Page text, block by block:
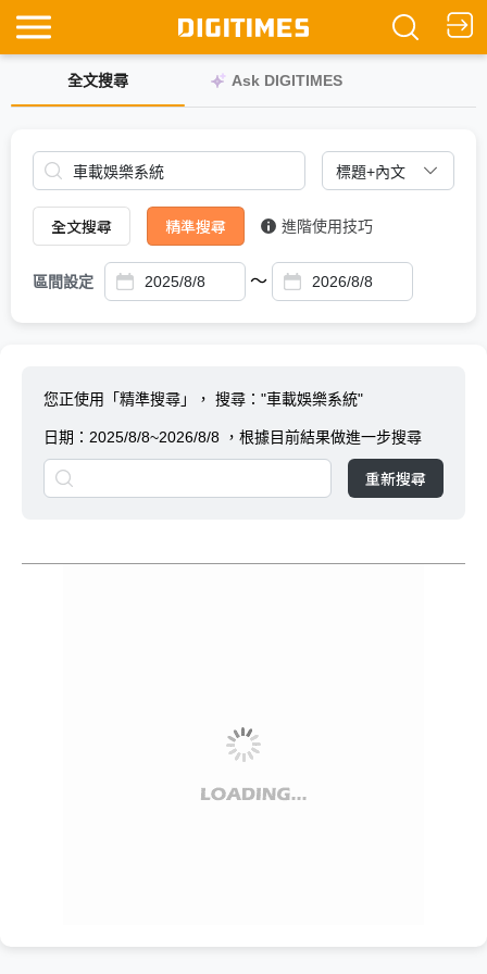
全文搜尋 Ask DIGITIMES
全文搜尋 精準搜尋 進階使用技巧
區間設定 ～
您正使用「精準搜尋」， 搜尋："車載娛樂系統"
日期： 2025/8/8~2026/8/8 ，根據目前結果做進一步搜尋
重新搜尋